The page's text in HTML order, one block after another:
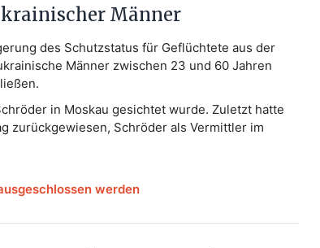
Männer
des Schutzstatus für Geflüchtete aus der
Männer zwischen 23 und 60 Jahren
in Moskau gesichtet wurde. Zuletzt hatte
zurückgewiesen, Schröder als Vermittler im
werden